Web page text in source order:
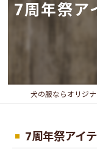
7周年祭ア
7周年祭アイ